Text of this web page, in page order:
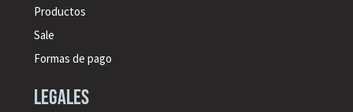
Productos
Sale
Formas de pago
legales